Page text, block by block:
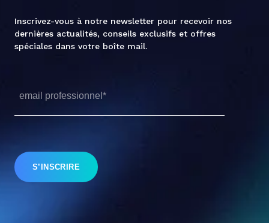
Inscrivez-vous à notre newsletter pour recevoir nos
dernières actualités, conseils exclusifs et offres
spéciales dans votre boîte mail.